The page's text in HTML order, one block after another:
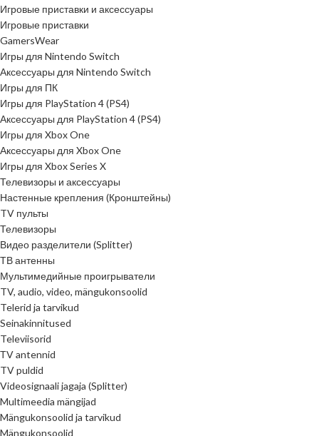
Игровые приставки и аксессуары
Игровые приставки
GamersWear
Игры для Nintendo Switch
Аксессуары для Nintendo Switch
Игры для ПК
Игры для PlayStation 4 (PS4)
Аксессуары для PlayStation 4 (PS4)
Игры для Xbox One
Аксессуары для Xbox One
Игры для Xbox Series X
Телевизоры и аксессуары
Настенные крепления (Кронштейны)
TV пульты
Телевизоры
Видео разделители (Splitter)
ТВ антенны
Мультимедийные проигрыватели
TV, audio, video, mängukonsoolid
Telerid ja tarvikud
Seinakinnitused
Televiisorid
ТV antennid
TV puldid
Videosignaali jagaja (Splitter)
Multimeedia mängijad
Mängukonsoolid ja tarvikud
Mängukonsoolid